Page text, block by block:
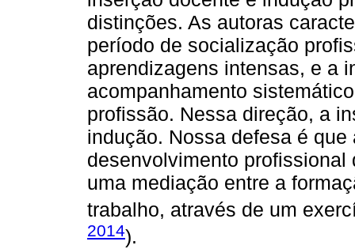
distinções. As autoras
período de socialização
aprendizagens intensas, e a
acompanhamento
profissão. Nessa direção, a
indução. Nossa defesa é
desenvolvimento
uma mediação entre a
trabalho, através de um
2014).